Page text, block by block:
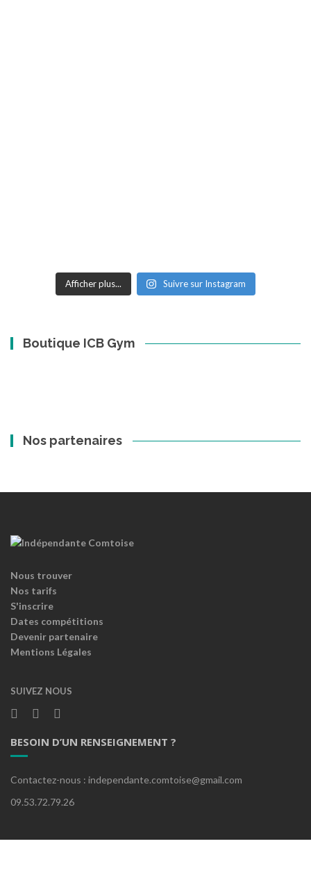
Afficher plus... Suivre sur Instagram
Boutique ICB Gym
Nos partenaires
Nous trouver
Nos tarifs
S'inscrire
Dates compétitions
Devenir partenaire
Mentions Légales
SUIVEZ NOUS
BESOIN D’UN RENSEIGNEMENT ?
Contactez-nous : independante.comtoise@gmail.com
09.53.72.79.26